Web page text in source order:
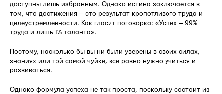
доступны лишь избранным. Однако истина заключается в
том, что достижения — это результат кропотливого труда и
целеустремленности. Как гласит поговорка: «Успех — 99%
труда и лишь 1% таланта».
Поэтому, насколько бы вы ни были уверены в своих силах,
знаниях или той самой чуйке, все равно нужно учиться и
развиваться.
Однако формула успеха не так проста, поскольку состоит из